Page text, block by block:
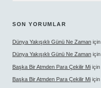
SON YORUMLAR
Dünya Yakışıklı Günü Ne Zaman için
Dünya Yakışıklı Günü Ne Zaman için
Başka Bir Atmden Para Çekilir Mi için
Başka Bir Atmden Para Çekilir Mi için